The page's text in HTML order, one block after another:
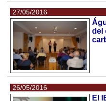
27/05/2016
del
26/05/2016
El